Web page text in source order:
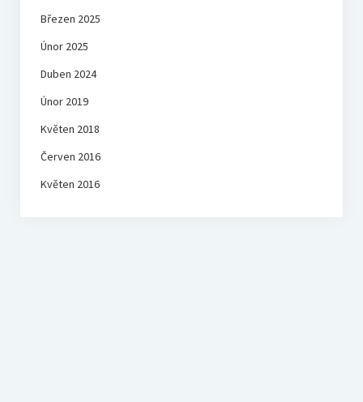
Březen 2025
Únor 2025
Duben 2024
Únor 2019
Květen 2018
Červen 2016
Květen 2016